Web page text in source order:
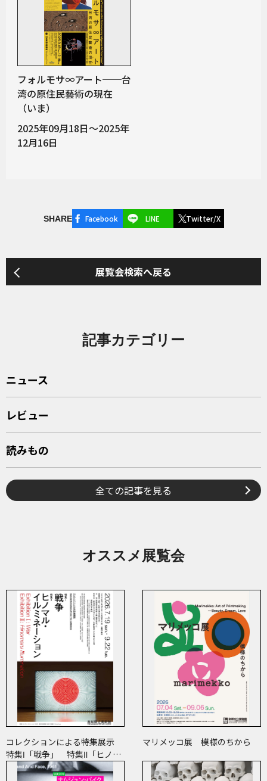
フォルモサ∞アート──台
湾の原住民藝術の現在
（いま）
2025年09月18日～2025年
12月16日
SHARE Facebook LINE Twitter/X
展覧会検索へ戻る
記事カテゴリー
ニュース
レビュー
読みもの
全ての記事を見る
オススメ展覧会
コレクションによる特集展示
特集Ⅰ「戦争」 特集Ⅱ「ヒノマ
ル・イルミネーション」
マリメッコ展 模様のちから